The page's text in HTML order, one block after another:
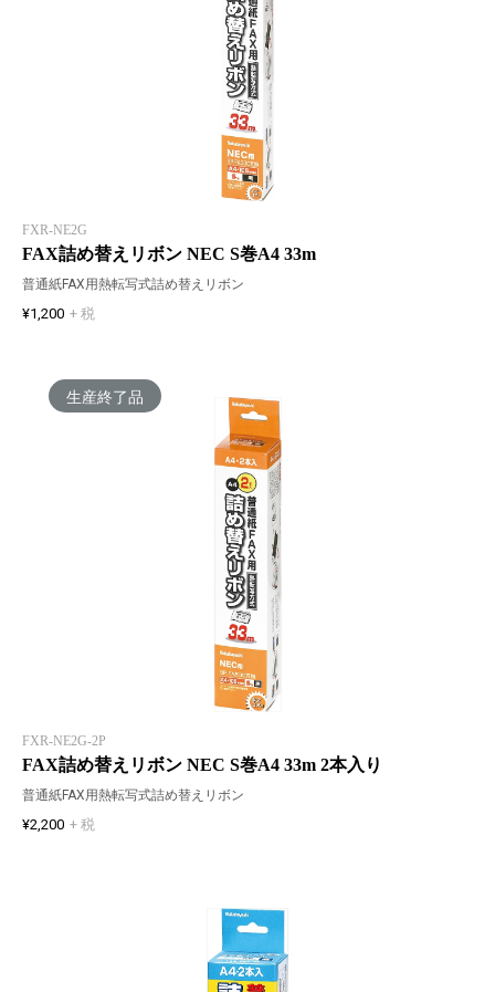
FXR-NE2G
FAX詰め替えリボン NEC S巻A4 33m
普通紙FAX用熱転写式詰め替えリボン
¥1,200 + 税
生産終了品
FXR-NE2G-2P
FAX詰め替えリボン NEC S巻A4 33m 2本入り
普通紙FAX用熱転写式詰め替えリボン
¥2,200 + 税